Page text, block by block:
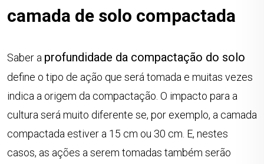
camada de solo compactada
Saber a profundidade da compactação do solo
define o tipo de ação que será tomada e muitas vezes
indica a origem da compactação. O impacto para a
cultura será muito diferente se, por exemplo, a camada
compactada estiver a 15 cm ou 30 cm. E, nestes
casos, as ações a serem tomadas também serão